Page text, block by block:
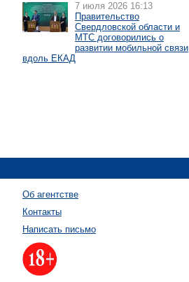
7 июля 2026 16:13
Правительство
Свердловской области и
МТС договорились о
развитии мобильной связи
вдоль ЕКАД
Об агентстве
Контакты
Написать письмо